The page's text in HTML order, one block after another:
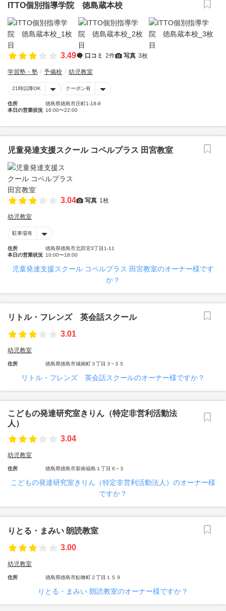
ITTO個別指導学院 徳島蔵本校
3.49 口コミ 2件 写真 3枚
学習塾・塾 予備校 幼児教室
21時以降OK クーポン有
住所
徳島県徳島市庄町1-18-8
本日の営業状況 16:00〜22:00
児童発達支援スクール コペルプラス 田宮教室
3.04 写真 1枚
幼児教室
駐車場有
住所
徳島県徳島市北田宮3丁目1-11
本日の営業状況 10:00〜18:00
児童発達支援スクール コペルプラス 田宮教室のオーナー様です
か？
リトル・フレンズ 英会話スクール
3.01
幼児教室
住所 徳島県徳島市城南町３丁目３−３５
リトル・フレンズ 英会話スクールのオーナー様ですか？
こどもの発達研究室きりん（特定非営利活動法
人）
3.04
幼児教室
住所 徳島県徳島市新南福島１丁目６−３
こどもの発達研究室きりん（特定非営利活動法人）のオーナー様
ですか？
りとる・まみい 朗読教室
3.00
幼児教室
住所 徳島県徳島市鮎喰町２丁目１５９
りとる・まみい 朗読教室のオーナー様ですか？